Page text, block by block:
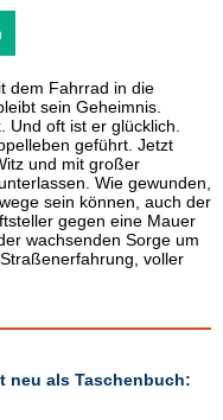
dem Fahrrad in die
sein Geheimnis.
oft ist er glücklich.
geführt. Jetzt
und mit großer
Wie gewunden,
sein können, auch der
gegen eine Mauer
wachsenden Sorge um
voller
neu als Taschenbuch: